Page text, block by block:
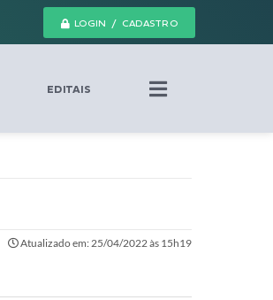
LOGIN / CADASTRO
EDITAIS
Atualizado em: 25/04/2022 às 15h19